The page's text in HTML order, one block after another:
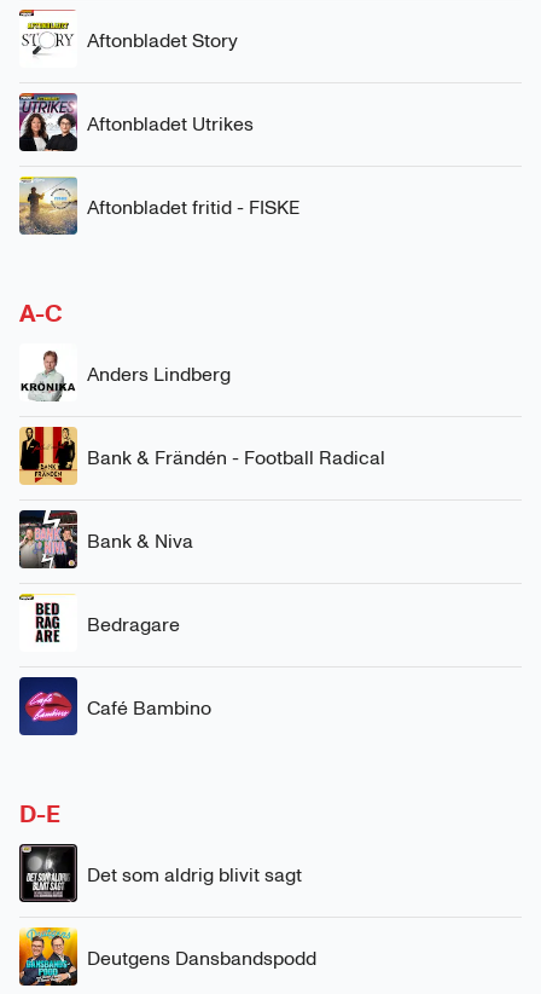
Aftonbladet Story
Aftonbladet Utrikes
Aftonbladet fritid - FISKE
A-C
Anders Lindberg
Bank & Frändén - Football Radical
Bank & Niva
Bedragare
Café Bambino
D-E
Det som aldrig blivit sagt
Deutgens Dansbandspodd